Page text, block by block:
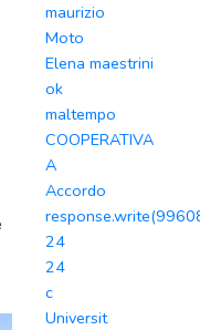
maurizio
Moto
Elena maestrini
ok
maltempo
COOPERATIVA
A
Accordo
24
24
c
Universit